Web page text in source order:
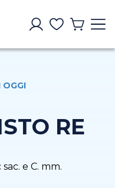
OGGI
RE
e C. mm.